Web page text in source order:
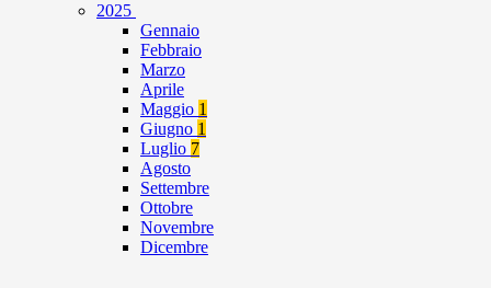
2025
Gennaio
Febbraio
Marzo
Aprile
Maggio 1
Giugno 1
Luglio 7
Agosto
Settembre
Ottobre
Novembre
Dicembre